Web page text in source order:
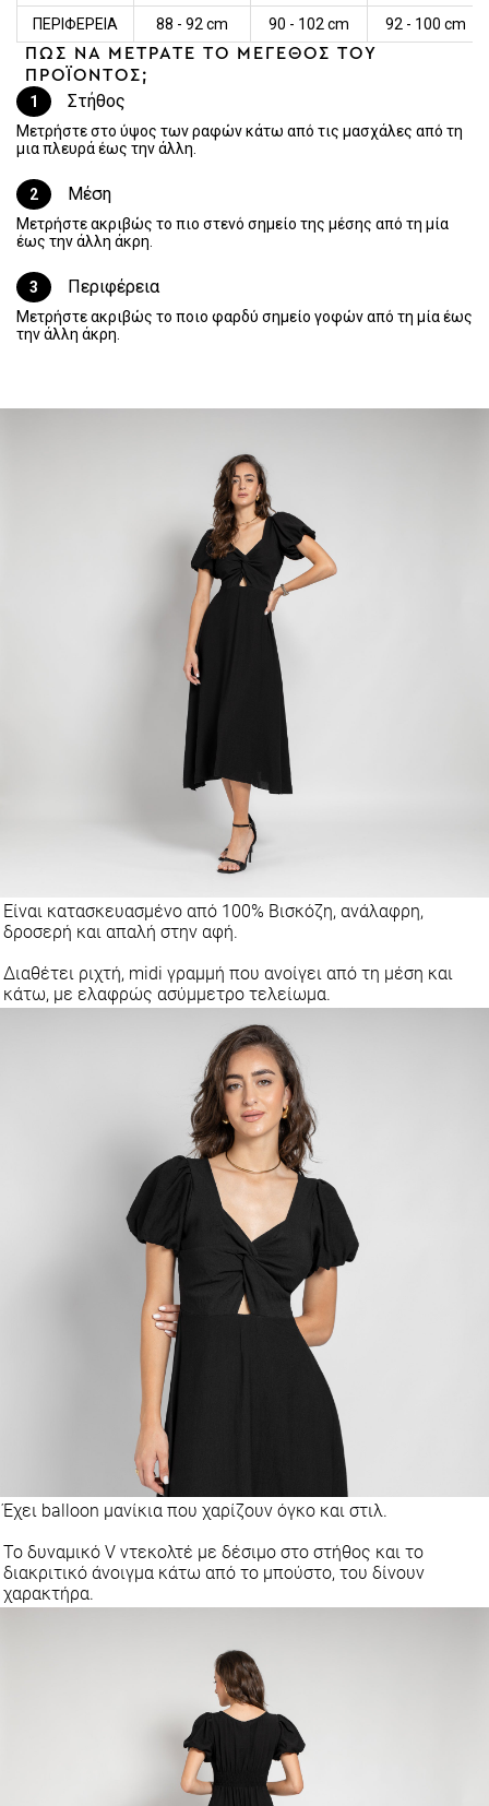
ΠΕΡΙΦΕΡΕΙΑ 88 - 92 cm 90 - 102 cm
92 - 100 cm
ΠΩΣ ΝΑ ΜΕΤΡΑΤΕ ΤΟ ΜΕΓΕΘΟΣ ΤΟΥ
ΠΡΟΪΟΝΤΟΣ;
1
Στήθος
Μετρήστε στο ύψος των ραφών κάτω από τις μασχάλες από τη
μια πλευρά έως την άλλη.
2 Μέση
Μετρήστε ακριβώς το πιο στενό σημείο της μέσης από τη μία
έως την άλλη άκρη.
3 Περιφέρεια
Μετρήστε ακριβώς το ποιο φαρδύ σημείο γοφών από τη μία έως
την άλλη άκρη.
Είναι κατασκευασμένο από 100% Βισκόζη, ανάλαφρη,
δροσερή και απαλή στην αφή.
Διαθέτει ριχτή, midi γραμμή που ανοίγει από τη μέση και
κάτω, με ελαφρώς ασύμμετρο τελείωμα.
Έχει balloon μανίκια που χαρίζουν όγκο και στιλ.
Το δυναμικό V ντεκολτέ με δέσιμο στο στήθος και το
διακριτικό άνοιγμα κάτω από το μπούστο, του δίνουν
χαρακτήρα.